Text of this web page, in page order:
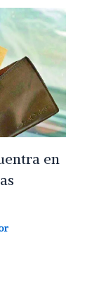
en